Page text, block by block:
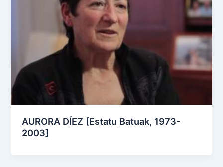
AURORA DÍEZ [Estatu Batuak, 1973-
2003]